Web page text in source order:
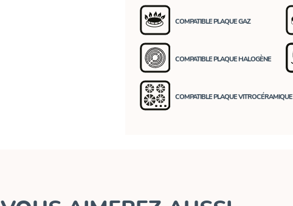
COMPATIBLE PLAQUE GAZ
COMPATIBLE PLAQUE HALOGÈNE
COMPATIBLE PLAQUE VITROCÉRAMIQUE